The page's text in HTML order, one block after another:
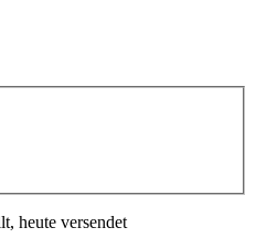
heute versendet